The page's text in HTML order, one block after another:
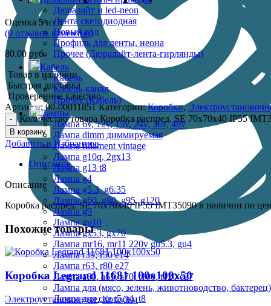
Дюралайт и led-neon
Лента светодиодная
Новый год
Профиль для ленты, неона
Прочее (Дюралайт-лента-гирлянды)
Кабель
Кабель
Кабель-канал
Прочее (Кабель)
Лампы
Лампа 6v, 12v, 15v, 24v, 36v, 48v
Лампа dimm диммируемая
Лампа fillament vintage
Лампа g10q, 2gx13
Лампа g13 t8
Лампа g4
Лампа g5.3, g6.35
Лампа g60, g80, g95, g120
Лампа g9
Лампа gu10
Лампа gx53, gx70
Лампа mr16, mr11 220v gu5.3, gu4
Лампа r39, r50 е14
Лампа r63, r80 е27
Лампа а60, а65, а70, t100, t120 е27
Лампа для (мясо, зелень, животноводство, бактерец)
Лампа для сав t5, t4, t8
Оценка 5из 5
(0 отзывов клиентов)
80.00руб.
Товар в наличии
Быстрая доставка
Проверенное качество
Артикул: 00-00011851Категории: Коробки,
Количество товара Коробка распред. SE 70х70х40 IP55
В корзину
Добавить в Избранное
Описание
Описание
Коробка распред. SE 70х70х40 IP55 IMT35090 в наличии по
Похожие товары
Коробка Legrand 11681 100x100x50
Электроустановочные,Коробки